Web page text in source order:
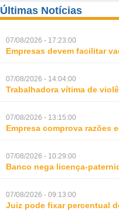
Últimas Notícias
07/08/2026 - 17:23:00
Empresas devem facilitar
07/08/2026 - 14:04:00
Trabalhadora vítima de
07/08/2026 - 13:15:00
Empresa comprova razões
07/08/2026 - 10:29:00
Banco nega licença-
07/08/2026 - 09:13:00
Juiz pode fixar percentual